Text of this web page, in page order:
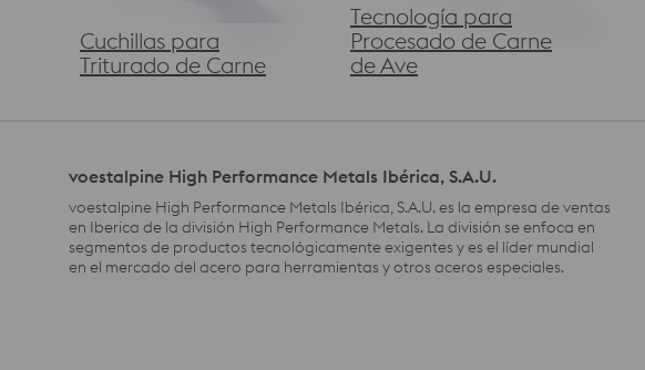
Cuchillas para
Triturado de Carne
Tecnología para
Procesado de Carne
de Ave
voestalpine High Performance Metals Ibérica, S.A.U.
voestalpine High Performance Metals Ibérica, S.A.U. es la empresa de ventas
en Iberica de la división High Performance Metals. La división se enfoca en
segmentos de productos tecnológicamente exigentes y es el líder mundial
en el mercado del acero para herramientas y otros aceros especiales.